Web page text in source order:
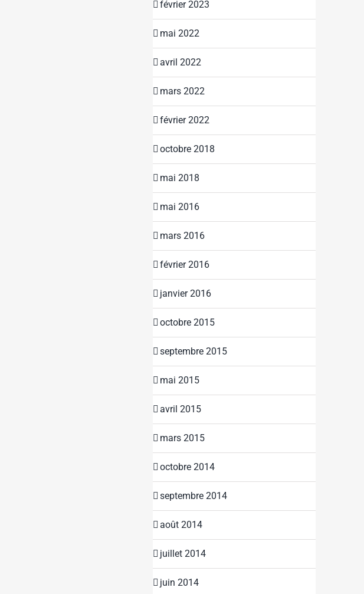
février 2023
mai 2022
avril 2022
mars 2022
février 2022
octobre 2018
mai 2018
mai 2016
mars 2016
février 2016
janvier 2016
octobre 2015
septembre 2015
mai 2015
avril 2015
mars 2015
octobre 2014
septembre 2014
août 2014
juillet 2014
juin 2014